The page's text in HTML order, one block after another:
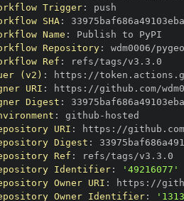
Trigger:
SHA:
Name :
Repository:
Ref :
(v2) : https :
URI : https : //github.com/
Digest :
: github -
URI : https :
Digest :
Ref :
Identifier:
'49216077'
Owner URI : https :
Owner Identifier: